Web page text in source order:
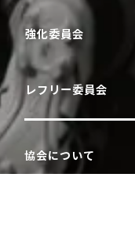
強化委員会
レフリー委員会
協会について